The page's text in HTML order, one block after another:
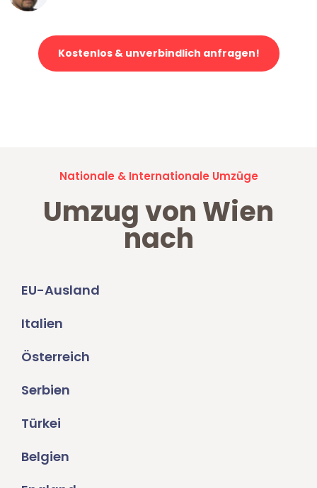
Kostenlos & unverbindlich anfragen!
Nationale & Internationale Umzüge
Umzug von Wien
nach
EU-Ausland
Italien
Österreich
Serbien
Türkei
Belgien